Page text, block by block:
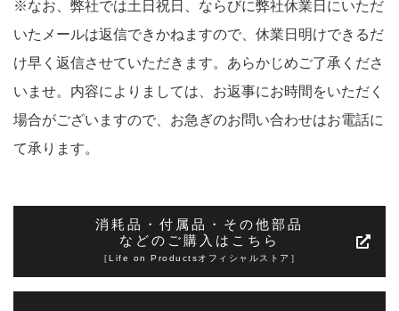
※なお、弊社では土日祝日、ならびに弊社休業日にいただ
いたメールは返信できかねますので、休業日明けできるだ
け早く返信させていただきます。あらかじめご了承くださ
いませ。内容によりましては、お返事にお時間をいただく
場合がございますので、お急ぎのお問い合わせはお電話に
て承ります。
消耗品・付属品・その他部品
などの ご購入はこちら
［Life on Productsオフィシャルストア］